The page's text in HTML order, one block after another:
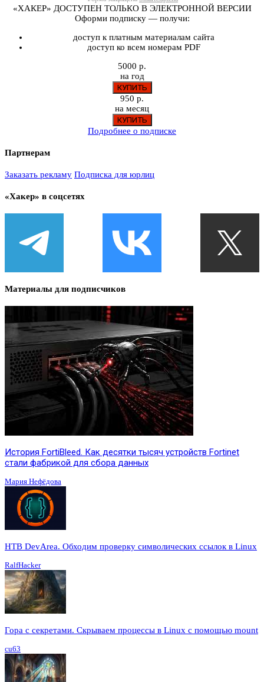
«ХАКЕР» ДОСТУПЕН ТОЛЬКО В ЭЛЕКТРОННОЙ ВЕРСИИ
Оформи подписку — получи:
доступ к платным материалам сайта
доступ ко всем номерам PDF
5000 р.
на год
950 р.
на месяц
Подробнее о подписке
Партнерам
Заказать рекламу Подписка для юрлиц
«Хакер» в соцсетях
Материалы для подписчиков
История FortiBleed. Как десятки тысяч устройств Fortinet
стали фабрикой для сбора данных
Мария Нефёдова
HTB DevArea. Обходим проверку символических ссылок в Linux
RalfHacker
Гора с секретами. Скрываем процессы в Linux c помощью mount
cu63